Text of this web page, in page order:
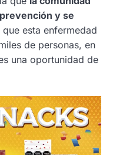
y se
que esta enfermedad
de personas, en
una oportunidad de